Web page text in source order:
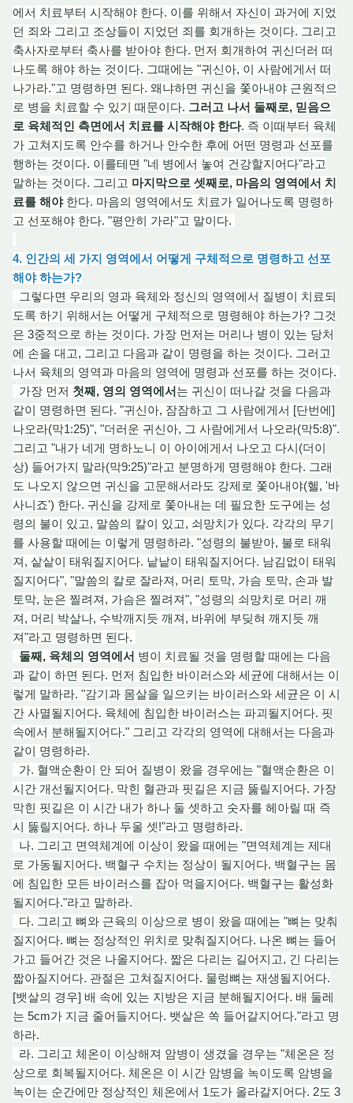
에서 치료부터 시작해야 한다. 이를 위해서 자신이 과거에 지었
던 죄와 그리고 조상들이 지었던 죄를 회개하는 것이다. 그리고
축사자로부터 축사를 받아야 한다. 먼저 회개하여 귀신더러 떠
나도록 해야 하는 것이다. 그때에는 "귀신아, 이 사람에게서 떠
나가라."고 명령하면 된다. 왜냐하면 귀신을 쫓아내야 근원적으
로 병을 치료할 수 있기 때문이다. 그러 고 나서 둘째로, 믿음으
로 육체적인 측면에서 치료를 시작해야 한다. 즉 이때부터 육체
가 고쳐지도록 안수를 하거나 안수한 후에 어떤 명령과 선포를
행하는 것이다. 이를테면 "네 병에서 놓여 건강할지어다"라고
말하는 것이다. 그리고 마지막으로 셋째로, 마음의 영역에서 치
료를 해야한다. 마음의 영역에서도 치료가 일어나도록 명령하
고 선포해야 한다. "평안히 가라"고 말이다.
4. 인간의 세 가지 영역에서 어떻게 구체적으로 명령하고 선포
해야 하는가?
그렇다면 우리의 영과 육체와 정신의 영역에서 질병이 치료되
도록 하기 위해서는 어떻게 구체적으로 명령해야 하는가? 그것
은 3중적으로 하는 것이다. 가장 먼저는 머리나 병이 있는 당처
에 손을 대고, 그리고 다음과 같이 명령을 하는 것이다. 그러 고
나서 육체의 영역과 마음의 영역에 명령과 선포를 하는 것이다.
가장 먼저 첫째, 영의 영역에서는 귀신이 떠나갈 것을 다음과
같이 명령하면 된다. "귀신아, 잠잠하고 그 사람에게서 [단번에]
나오라(막1:25)", "더러운 귀신아, 그 사람에게서 나오라(막5:8)".
그리고 "내가 네게 명하노니 이 아이에게서 나오고 다시(더이
상) 들어가지 말라(막9:25)"라고 분명하게 명령해야 한다. 그래
도 나오지 않으면 귀신을 고문해서라도 강제로 쫓아내야(헬, '바
사니죠') 한다. 귀신을 강제로 쫓아내는 데 필요한 도구에는 성
령의 불이 있고, 말씀의 칼이 있고, 쇠망치가 있다. 각각의 무기
를 사용할 때에는 이렇게 명령하라. "성령의 불받아, 불로 태워
져, 샅샅이 태워질지어다. 낱낱이 태워질지어다. 남김없이 태워
질지어다", "말씀의 칼로 잘라져, 머리 토막, 가슴 토막, 손과 발
토막, 눈은 찔려져, 가슴은 찔려져", "성령의 쇠망치로 머리 깨
져, 머리 박살나, 수박깨지듯 깨져, 바위에 부딪혀 깨지듯 깨
져"라고 명령하면 된다.
둘째, 육체의 영역에서 병이 치료될 것을 명령할 때에는 다음
과 같이 하면 된다. 먼저 침입한 바이러스와 세균에 대해서는 이
렇게 말하라. "감기과 몸살을 일으키는 바이러스와 세균은 이 시
간 사멸될지어다. 육체에 침입한 바이러스는 파괴될지어다. 핏
속에서 분해될지어다." 그리고 각각의 영역에 대해서는 다음과
같이 명령하라.
가. 혈액순환이 안 되어 질병이 왔을 경우에는 "혈액순환은 이
시간 개선될지어다. 막힌 혈관과 핏길은 지금 뚫릴지어다. 가장
막힌 핏길은 이 시간 내가 하나 둘 셋하고 숫자를 헤아릴 때 즉
시 뚫릴지어다. 하나 두울 셋!"라고 명령하라.
나. 그리고 면역체계에 이상이 왔을 때에는 "면역체계는 제대
로 가동될지어다. 백혈구 수치는 정상이 될지어다. 백혈구는 몸
에 침입한 모든 바이러스를 잡아 먹을지어다. 백혈구는 활성화
될지어다."라고 말하라.
다. 그리고 뼈와 근육의 이상으로 병이 왔을 때에는 "뼈는 맞춰
질지어다. 뼈는 정상적인 위치로 맞춰질지어다. 나온 뼈는 들어
가고 들어간 것은 나올지어다. 짧은 다리는 길어지고, 긴 다리는
짧아질지어다. 관절은 고쳐질지어다. 물렁뼈는 재생될지어다.
[뱃살의 경우] 배 속에 있는 지방은 지금 분해될지어다. 배 둘레
는 5cm가 지금 줄어들지어다. 뱃살은 쏙 들어갈지어다."라고 명
하라.
라. 그리고 체온이 이상해져 암병이 생겼을 경우는 "체온은 정
상으로 회복될지어다. 체온은 이 시간 암병을 녹이도록 암병을
녹이는 순간에만 정상적인 체온에서 1도가 올라갈지어다. 2도 3